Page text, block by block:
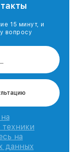
15 минут, и
вопросу
на
данных